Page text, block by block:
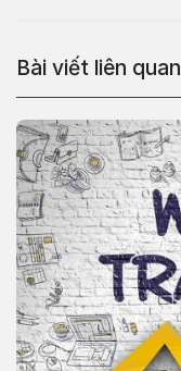
Bài viết liên quan